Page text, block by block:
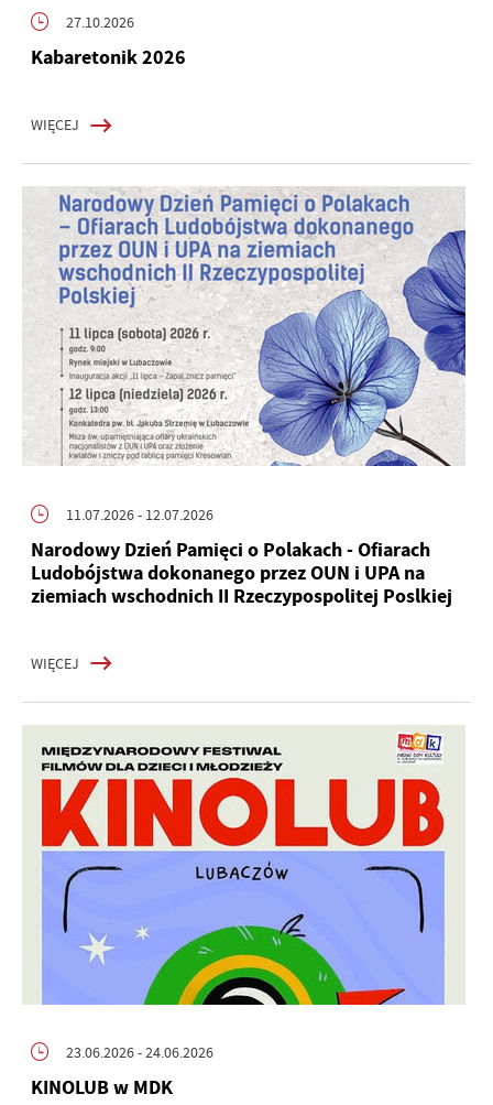
27.10.2026
Kabaretonik 2026
WIĘCEJ
11.07.2026- 12.07.2026
Narodowy Dzień Pamięci o Polakach - Ofiarach
Ludobójstwa dokonanego przez OUN i UPA na
ziemiach wschodnich II Rzeczypospolitej Poslkiej
WIĘCEJ
23.06.2026- 24.06.2026
KINOLUB w MDK